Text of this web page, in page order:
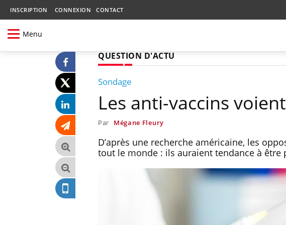
INSCRIPTION CONNEXION CONTACT
Menu
QUESTION D'ACTU
Sondage
Les anti-vaccins
Par Mégane Fleury
D’après une recherche américaine, les
tout le monde : ils auraient tendance à être